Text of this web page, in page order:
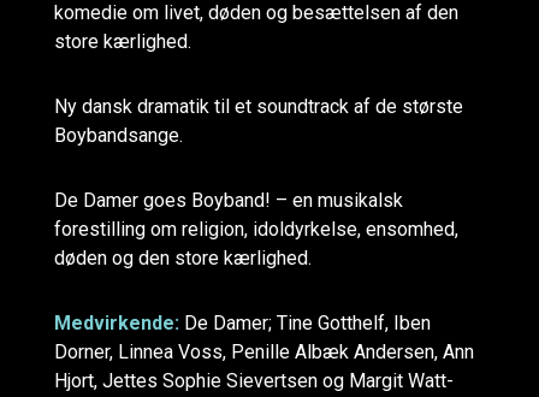
komedie om livet, døden og besættelsen af den
store kærlighed.
Ny dansk dramatik til et soundtrack af de største
Boybandsange.
De Damer goes Boyband! – en musikalsk
forestilling om religion, idoldyrkelse, ensomhed,
døden og den store kærlighed.
Medvirkende: De Damer; Tine Gotthelf, Iben
Dorner, Linnea Voss, Penille Albæk Andersen, Ann
Hjort, Jettes Sophie Sievertsen og Margit Watt-